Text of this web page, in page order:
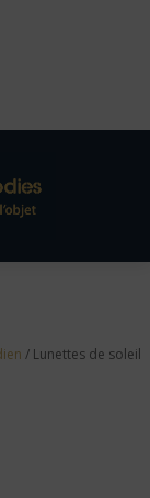
/ Lunettes de soleil